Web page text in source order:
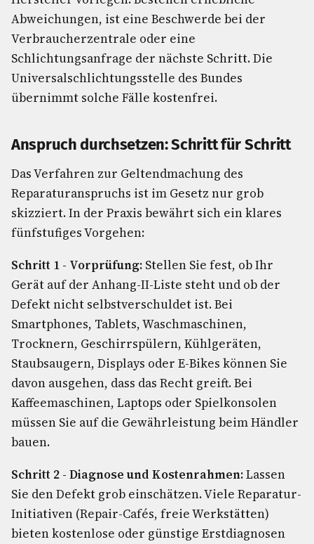
Abweichungen, ist eine Beschwerde bei der
Verbraucherzentrale oder eine
Schlichtungsanfrage der nächste Schritt. Die
Universalschlichtungsstelle des Bundes
übernimmt solche Fälle kostenfrei.
Anspruch durchsetzen: Schritt für Schritt
Das Verfahren zur Geltendmachung des
Reparaturanspruchs ist im Gesetz nur grob
skizziert. In der Praxis bewährt sich ein klares
fünfstufiges Vorgehen:
Schritt 1 - Vorprüfung: Stellen Sie fest, ob Ihr
Gerät auf der Anhang-II-Liste steht und ob der
Defekt nicht selbstverschuldet ist. Bei
Smartphones, Tablets, Waschmaschinen,
Trocknern, Geschirrspülern, Kühlgeräten,
Staubsaugern, Displays oder E-Bikes können Sie
davon ausgehen, dass das Recht greift. Bei
Kaffeemaschinen, Laptops oder Spielkonsolen
müssen Sie auf die Gewährleistung beim Händler
bauen.
Schritt 2 - Diagnose und Kostenrahmen:Lassen
Sie den Defekt grob einschätzen. Viele Reparatur-
Initiativen (Repair-Cafés, freie Werkstätten)
bieten kostenlose oder günstige Erstdiagnosen